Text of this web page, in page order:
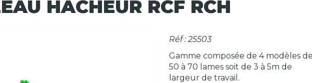
HACHEUR RCF RCH
Réf : 25503
Gamme composée de 4 modèles de
50 à 70 lames soit de 3 à 5m de
largeur de travail.